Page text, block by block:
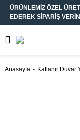
ÜRÜNLEMİZ ÖZEL
EDEREK SİPARİŞ
Anasayfa Katlanır Duvar
Geri Dön
Katlanır Duvar Yatakları
Geri Dön
Yatak Odası
Geri Dön
Mutfak
Geri Dön
Banyo